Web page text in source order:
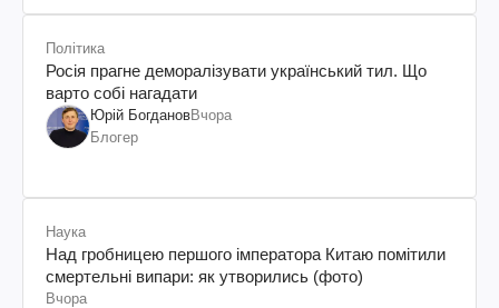
Політика
Росія прагне деморалізувати український тил. Що
варто собі нагадати
Юрій БогдановВчора
Блогер
Наука
Над гробницею першого імператора Китаю помітили
смертельні випари: як утворились (фото)
Вчора